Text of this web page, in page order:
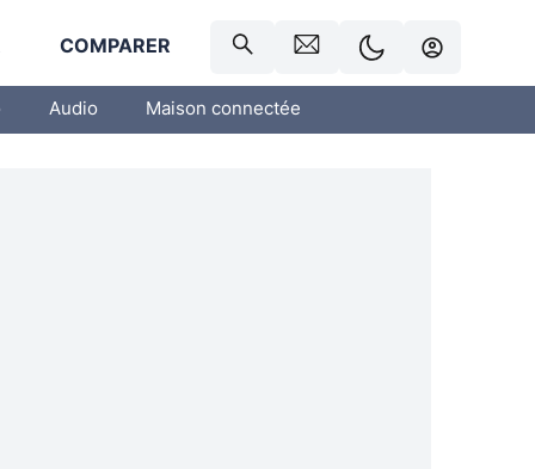
COMPARER
Audio Maison connectée